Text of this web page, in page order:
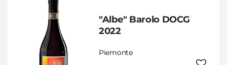
"Albe" Barolo DOCG
2022
Piemonte